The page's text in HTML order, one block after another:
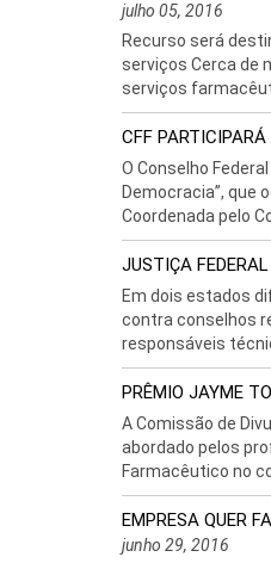
julho 05, 2016
Recurso será
serviços Cerca de
serviços
CFF
O Conselho
Democracia”, que
Coordenada pelo
JUSTIÇA
Em dois estados
contra conselhos
responsáveis
PRÊMIO JAYME
A Comissão de
abordado pelos
Farmacêutico no
EMPRESA QUER
junho 29, 2016